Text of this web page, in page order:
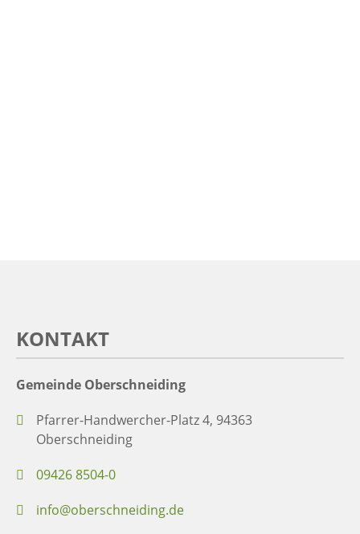
KONTAKT
Gemeinde Oberschneiding
Pfarrer-Handwercher-Platz 4, 94363
Oberschneiding
09426 8504-0
info@oberschneiding.de